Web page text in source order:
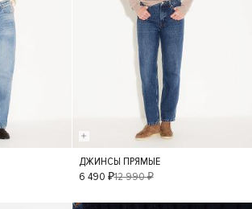
36 34
40
42
ДЖИНСЫ ПРЯМЫЕ
6 490 ₽12 990 ₽